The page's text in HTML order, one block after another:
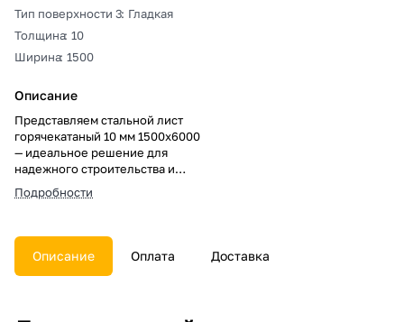
Тип поверхности 3: Гладкая
Толщина: 10
Ширина: 1500
Описание
Представляем стальной лист
горячекатаный 10 мм 1500х6000
— идеальное решение для
надежного строительства и
производства. Высокая
прочность и коррозионная
долговечность конструкций.
Оптимален для домов,
коттеджей и промышленных
Подробности
Описание Оплата Доставка